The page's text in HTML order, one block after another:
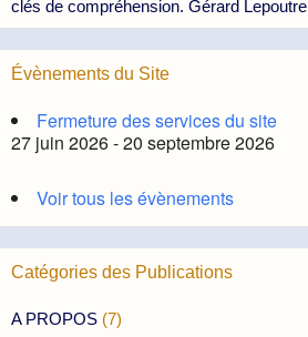
clés de compréhension. Gérard Lepoutre
Évènements du Site
Fermeture des services du site
27 juin 2026 - 20 septembre 2026
Voir tous les évènements
Catégories des Publications
A PROPOS (7)